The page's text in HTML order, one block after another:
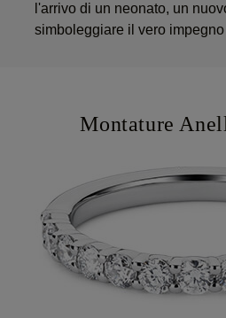
l'arrivo di un neonato, un
simboleggiare il vero
Montature